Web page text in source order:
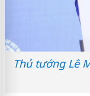
Thủ tướng Lê